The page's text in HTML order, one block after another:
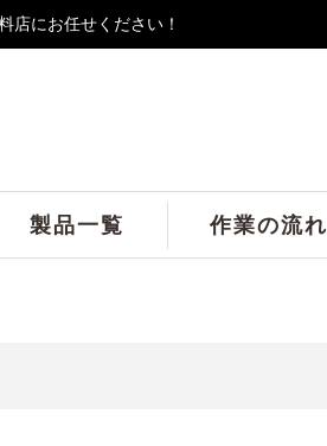
店にお任せください！
製品一覧 作業の流れ